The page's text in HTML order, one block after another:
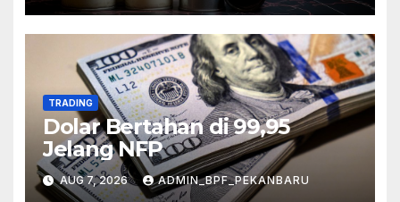
TRADING
Dolar Bertahan di 99,95
Jelang NFP
AUG 7, 2026 ADMIN_BPF_PEKANBARU